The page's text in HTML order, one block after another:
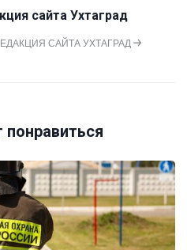
сайта Ухтаград
САЙТА УХТАГРАД